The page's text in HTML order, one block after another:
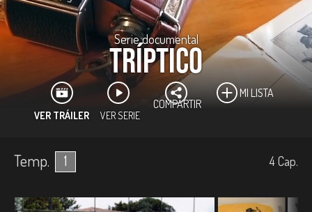
Serie documental
Tríptico
VER TRÁILER VER SERIE
COMPARTIR
MI LISTA
Temp. 1 4Cap.